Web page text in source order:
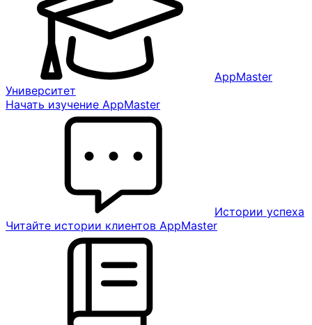
AppMaster
Университет
Начать изучение AppMaster
Истории успеха
Читайте истории клиентов AppMaster